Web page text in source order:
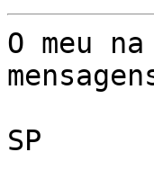
O meu
SP